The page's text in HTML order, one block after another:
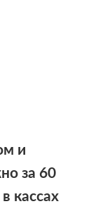
и
за 60
кассах